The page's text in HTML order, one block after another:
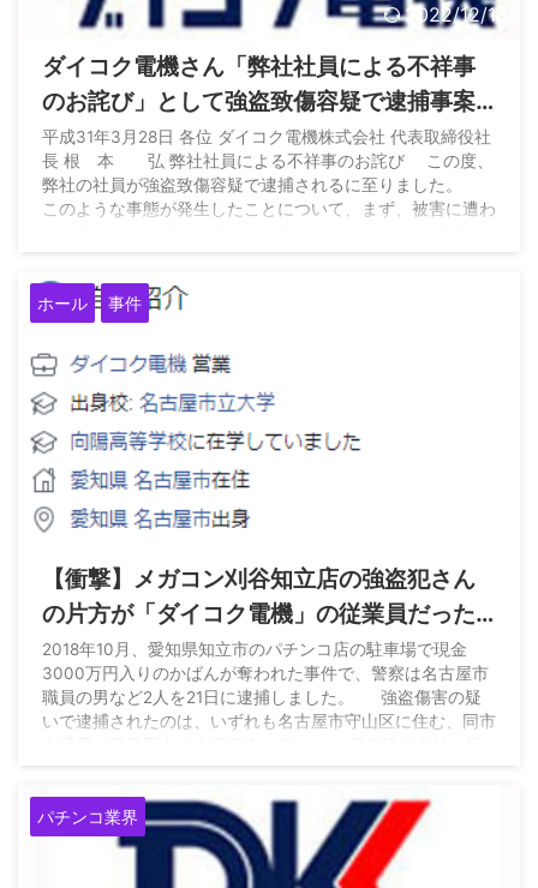
2022/12/13
ダイコク電機さん「弊社社員による不祥事
のお詫び」として強盗致傷容疑で逮捕事案
を認める
平成31年3月28日 各位 ダイコク電機株式会社 代表取締役社
長 根 本 弘 弊社社員による不祥事のお詫び この度、
弊社の社員が強盗致傷容疑で逮捕されるに至りました。
このような事態が発生したことについて、まず、被害に遭わ
上げます。 弊社として、社員が逮捕されたことは誠に遺
憾であり、今後は警察の捜査に全面的に協力していくととも
に、 該当社員に対しまして厳正に対処いたします。 今回
の事態を厳 ...
ホール 事件
【衝撃】メガコン刈谷知立店の強盗犯さん
の片方が「ダイコク電機」の従業員だった
可能性が浮上！
2018年10月、愛知県知立市のパチンコ店の駐車場で現金
3000万円入りのかばんが奪われた事件で、警察は名古屋市
職員の男など2人を21日に逮捕しました。 強盗傷害の疑
いで逮捕されたのは、いずれも名古屋市守山区に住む、同市
謀し、2018年10月5日午前11時前、知立市上重原町のパチン
コ店の駐車場で、景品納入業者の男性（35）に体当たりし
て売上金3000万円が入った手さげかばんを奪い、男性の頭
パチンコ業界